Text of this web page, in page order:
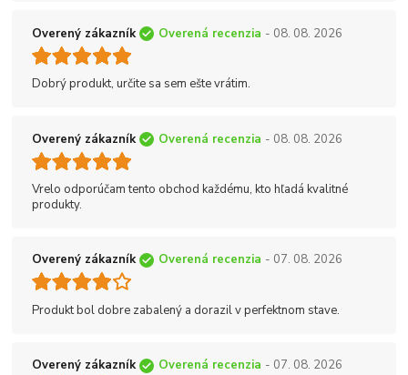
Overený zákazník Overená recenzia - 08. 08. 2026
Dobrý produkt, určite sa sem ešte vrátim.
Overený zákazník Overená recenzia - 08. 08. 2026
Vrelo odporúčam tento obchod každému, kto hľadá kvalitné
produkty.
Overený zákazník Overená recenzia - 07. 08. 2026
Produkt bol dobre zabalený a dorazil v perfektnom stave.
Overený zákazník Overená recenzia - 07. 08. 2026